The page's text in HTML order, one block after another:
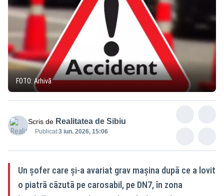
FOTO: Arhivă
Scris de Realitatea de Sibiu
Publicat:3 iun. 2026, 15:06
Un șofer care și-a avariat grav mașina după ce a lovit
o piatră căzută pe carosabil, pe DN7, în zona